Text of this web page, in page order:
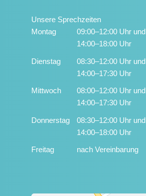
Unsere Sprechzeiten
Montag
09:00–12:00 Uhr und
14:00–18:00 Uhr
Dienstag
08:30–12:00 Uhr und
14:00–17:30 Uhr
Mittwoch
08:00–12:00 Uhr und
14:00–17:30 Uhr
Donnerstag
08:30–12:00 Uhr und
14:00–18:00 Uhr
Freitag nach Vereinbarung